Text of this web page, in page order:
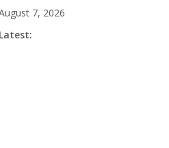
7, 2026
Latest: